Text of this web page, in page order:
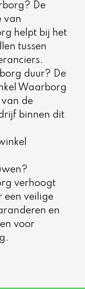
De
van
helpt bij het
tussen
duur? De
Waarborg
de
binnen dit
verhoogt
een veilige
en
voor